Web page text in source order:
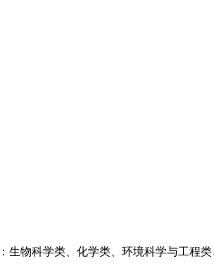
生物科学类、化学类、环境科学与工程